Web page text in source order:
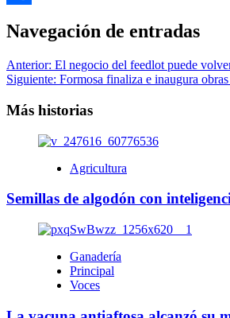
Navegación de entradas
Anterior: El negocio del feedlot puede
Siguiente: Formosa finaliza e inaugura
Más historias
Agricultura
Semillas de algodón con
Ganadería
Principal
Voces